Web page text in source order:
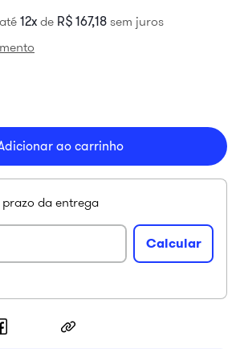
12 de R$ 167,18 sem juros
ao carrinho